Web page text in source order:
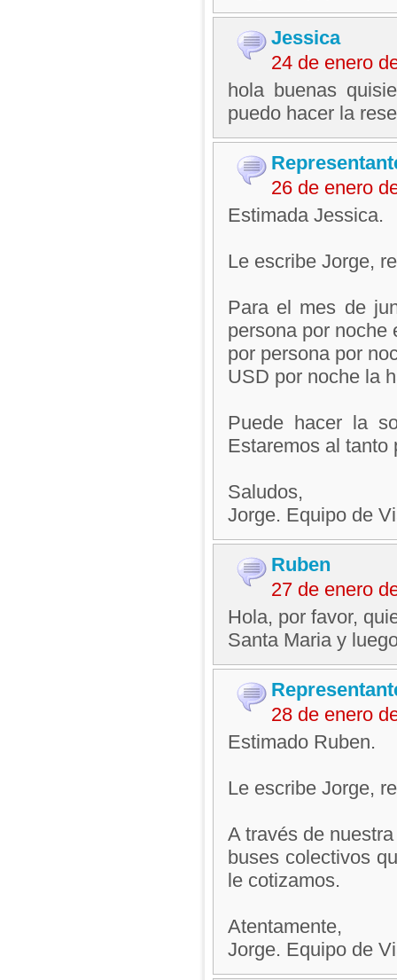
Jessica
24 de enero
hola buenas
puedo hacer la
26 de enero
Estimada Jessica.
Le escribe Jorge,
Para el mes de
persona por noche
por persona por
USD por noche la
Puede hacer la
Estaremos al tanto
Saludos,
Jorge. Equipo de
Ruben
27 de enero
Hola, por favor,
Santa Maria y
28 de enero
Estimado Ruben.
Le escribe Jorge,
A través de
buses colectivos
le cotizamos.
Atentamente,
Jorge. Equipo de